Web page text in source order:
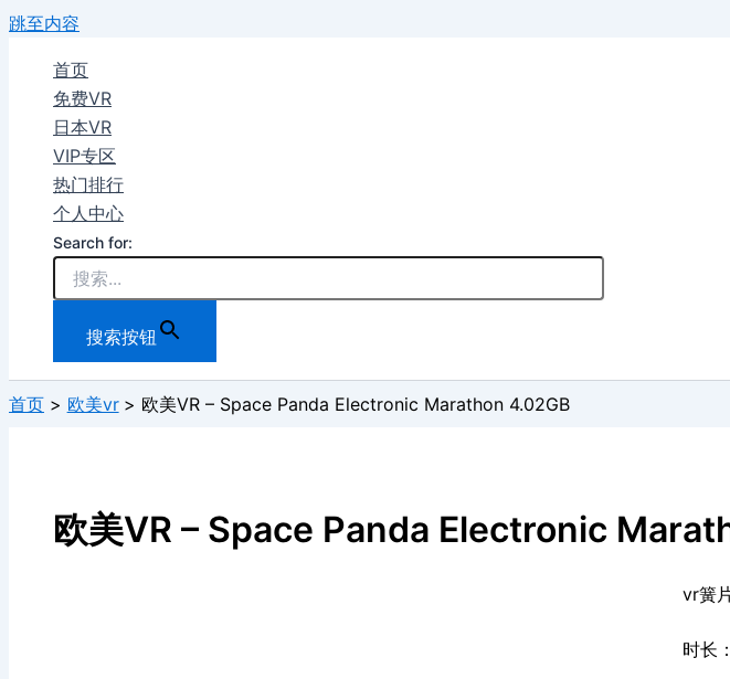
跳至内容
首页
免费VR
日本VR
VIP专区
热门排行
个人中心
Search for:
搜索按钮
首页 欧美vr 欧美VR – Space Panda Electronic Marathon 4.02GB
欧美VR – Space Panda Electronic
vr簧
时长